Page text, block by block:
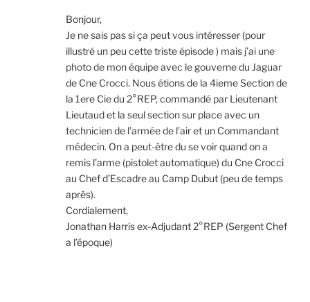
Bonjour,
Je ne sais pas si ça peut vous intéresser (pour
illustré un peu cette triste épisode ) mais j’ai une
photo de mon équipe avec le gouverne du Jaguar
de Cne Crocci. Nous étions de la 4ieme Section de
la 1ere Cie du 2°REP, commandé par Lieutenant
Lieutaud et la seul section sur place avec un
technicien de l’armée de l’air et un Commandant
médecin. On a peut-être du se voir quand on a
remis l’arme (pistolet automatique) du Cne Crocci
au Chef d’Escadre au Camp Dubut (peu de temps
après).
Cordialement,
Jonathan Harris ex-Adjudant 2°REP (Sergent Chef
a l’époque)